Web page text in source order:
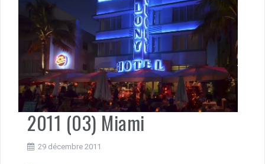
2011 (03) Miami
29 décembre 2011